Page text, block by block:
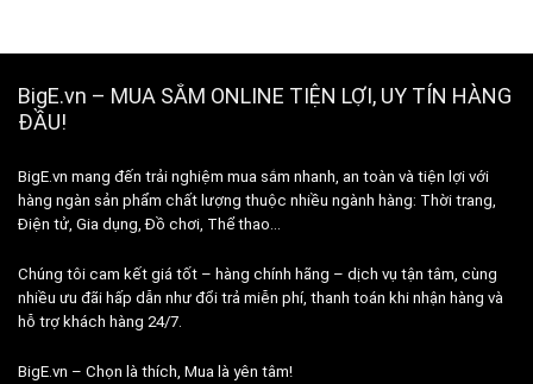
BigE.vn – MUA SẮM ONLINE TIỆN LỢI, UY TÍN HÀNG
ĐẦU!
BigE.vn mang đến trải nghiệm mua sắm nhanh, an toàn và tiện lợi với
hàng ngàn sản phẩm chất lượng thuộc nhiều ngành hàng: Thời trang,
Điện tử, Gia dụng, Đồ chơi, Thể thao…
Chúng tôi cam kết giá tốt – hàng chính hãng – dịch vụ tận tâm, cùng
nhiều ưu đãi hấp dẫn như đổi trả miễn phí, thanh toán khi nhận hàng và
hỗ trợ khách hàng 24/7.
BigE.vn – Chọn là thích, Mua là yên tâm!